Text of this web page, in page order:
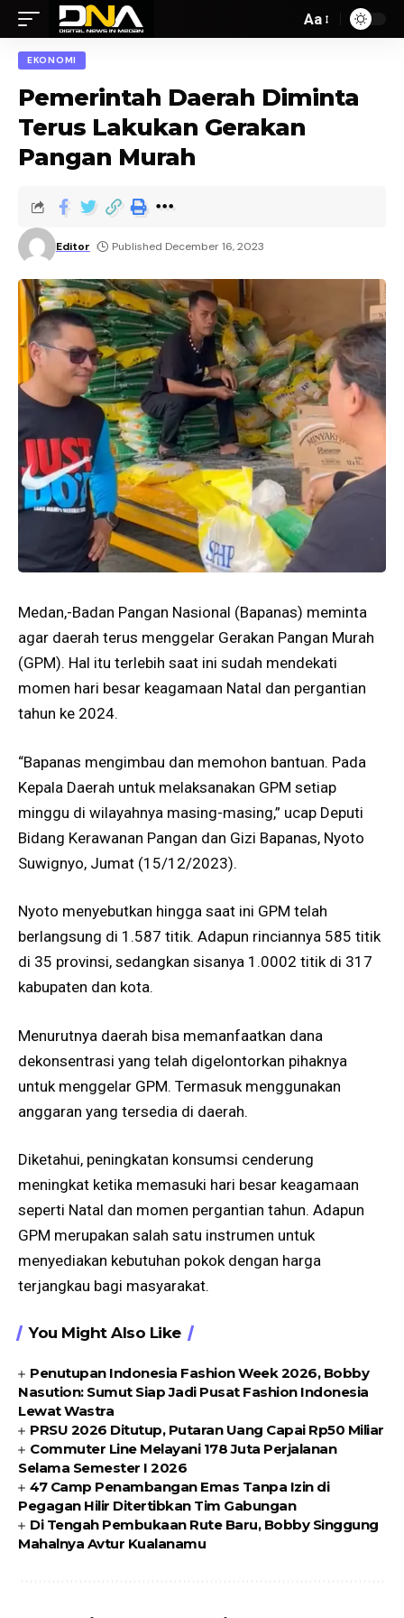
Aa
EKONOMI
Pemerintah Daerah Diminta
Terus Lakukan Gerakan
Pangan Murah
Editor Published December 16, 2023
Medan,-Badan Pangan Nasional (Bapanas) meminta
agar daerah terus menggelar Gerakan Pangan Murah
(GPM). Hal itu terlebih saat ini sudah mendekati
momen hari besar keagamaan Natal dan pergantian
tahun ke 2024.
“Bapanas mengimbau dan memohon bantuan. Pada
Kepala Daerah untuk melaksanakan GPM setiap
minggu di wilayahnya masing-masing,” ucap Deputi
Bidang Kerawanan Pangan dan Gizi Bapanas, Nyoto
Suwignyo, Jumat (15/12/2023).
Nyoto menyebutkan hingga saat ini GPM telah
berlangsung di 1.587 titik. Adapun rinciannya 585 titik
di 35 provinsi, sedangkan sisanya 1.0002 titik di 317
kabupaten dan kota.
Menurutnya daerah bisa memanfaatkan dana
dekonsentrasi yang telah digelontorkan pihaknya
untuk menggelar GPM. Termasuk menggunakan
anggaran yang tersedia di daerah.
Diketahui, peningkatan konsumsi cenderung
meningkat ketika memasuki hari besar keagamaan
seperti Natal dan momen pergantian tahun. Adapun
GPM merupakan salah satu instrumen untuk
menyediakan kebutuhan pokok dengan harga
terjangkau bagi masyarakat.
You Might Also Like
Penutupan Indonesia Fashion Week 2026, Bobby
Nasution: Sumut Siap Jadi Pusat Fashion Indonesia
Lewat Wastra
PRSU 2026 Ditutup, Putaran Uang Capai Rp50 Miliar
Commuter Line Melayani 178 Juta Perjalanan
Selama Semester I 2026
47 Camp Penambangan Emas Tanpa Izin di
Pegagan Hilir Ditertibkan Tim Gabungan
Di Tengah Pembukaan Rute Baru, Bobby Singgung
Mahalnya Avtur Kualanamu